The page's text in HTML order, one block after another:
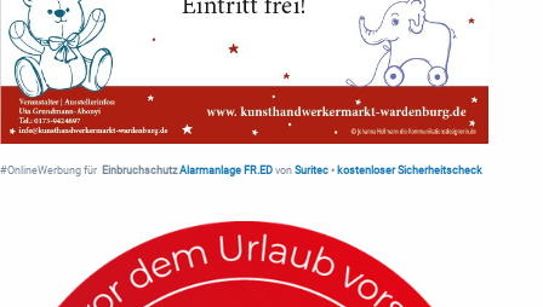
#OnlineWerbung für Einbruchschutz Alarmanlage FR.ED von Suritec • kostenloser Sicherheitscheck